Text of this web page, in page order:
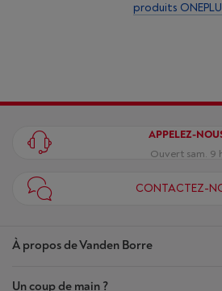
produits
À propos de Vanden Borre
Un coup de main ?
APPELEZ-
Ouvert sam. 9
CONTACTEZ-